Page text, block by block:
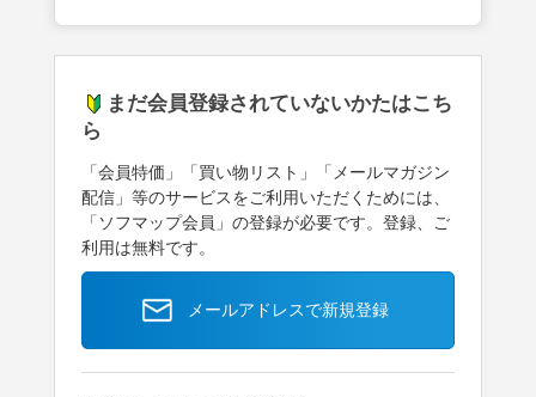
まだ会員登録されていないかたはこち
ら
「会員特価」「買い物リスト」「メールマガジン
配信」等のサービスをご利用いただくためには、
「ソフマップ会員」の登録が必要です。登録、ご
利用は無料です。
メールアドレスで新規登録